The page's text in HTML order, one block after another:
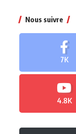
Nous suivre
7K
4.8K